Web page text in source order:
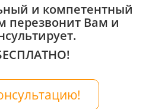
и компетентный
перезвонит Вам и